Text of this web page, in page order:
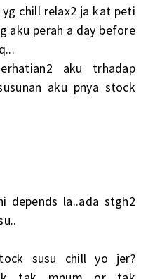
chill relax2 ja kat peti
aku perah a day before
aku trhadap
aku pnya stock
depends la..ada stgh2
susu chill yo jer?